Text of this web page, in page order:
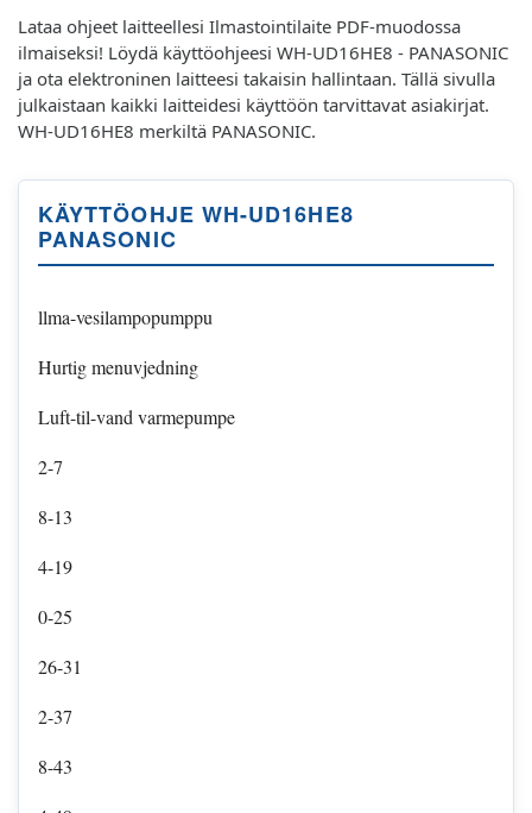
Lataa ohjeet laitteellesi Ilmastointilaite PDF-muodossa
ilmaiseksi! Löydä käyttöohjeesi WH-UD16HE8 - PANASONIC
ja ota elektroninen laitteesi takaisin hallintaan. Tällä sivulla
julkaistaan kaikki laitteidesi käyttöön tarvittavat asiakirjat.
WH-UD16HE8 merkiltä PANASONIC.
KÄYTTÖOHJE WH-UD16HE8
PANASONIC
llma-vesilampopumppu
Hurtig menuvjedning
Luft-til-vand varmepumpe
2-7
8-13
4-19
0-25
26-31
2-37
8-43